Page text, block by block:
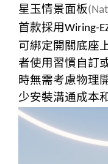
星玉情景面板(
首款採用Wiring-
可綁定開關底座
者使用習慣自訂
時無需考慮物理
少安裝溝通成本